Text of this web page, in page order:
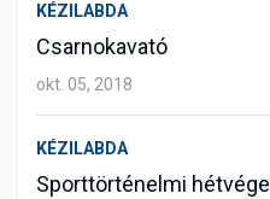
KÉZILABDA
Csarnokavató
okt. 05, 2018
KÉZILABDA
Sporttörténelmi hétvége